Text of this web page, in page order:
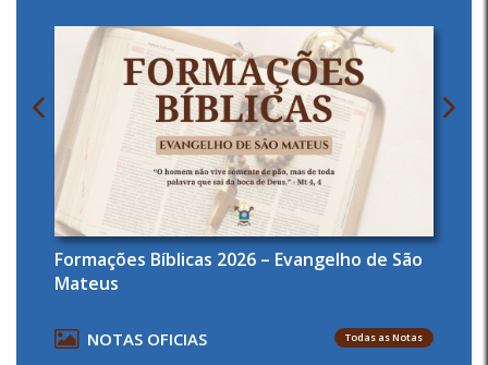
Formações Bíblicas 2026 – Evangelho de São
Mateus
NOTAS OFICIAS Todas as Notas